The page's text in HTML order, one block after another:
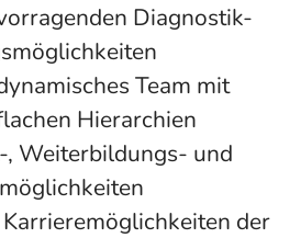
Diagnostik-
Team mit
Hierarchien
Weiterbildungs- und
der